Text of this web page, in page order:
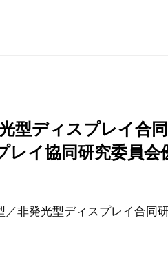
型ディスプレイ合
イ協同研究委員会
非発光型ディスプレイ合同